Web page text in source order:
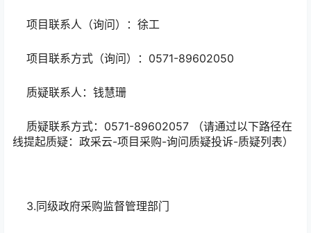
项目联系人（询问）：徐工
项目联系方式（询问）：0571-89602050
质疑联系人：钱慧珊
质疑联系方式：0571-89602057 （请通过以下路径在
线提起质疑：政采云-项目采购-询问质疑投诉-质疑列表）
3.同级政府采购监督管理部门